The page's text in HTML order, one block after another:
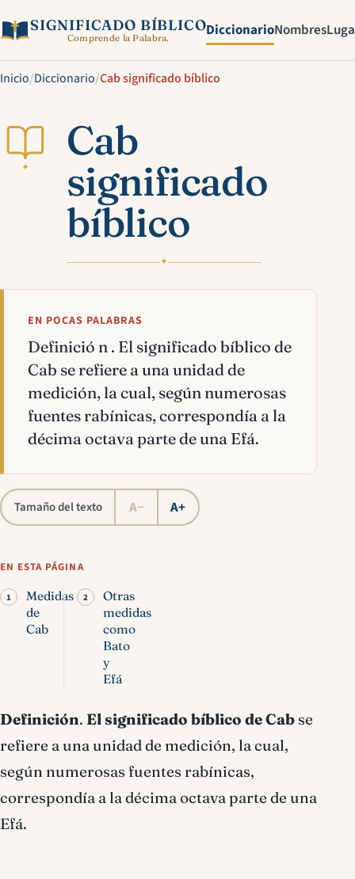
SIGNIFICADO BÍBLICO
Comprende la Palabra. DiccionarioNombres
Inicio/Diccionario/Cab significado bíblico
✦
Cab
significado
bíblico
✦
EN POCAS PALABRAS
Definició n . El significado bíblico de
Cab se refiere a una unidad de
medición, la cual, según numerosas
fuentes rabínicas, correspondía a la
décima octava parte de una Efá.
Tamaño del texto A− A+
EN ESTA PÁGINA
Medidas
de
Cab
Otras
medidas
como
Bato
y
Efá
Definición. Elsignificado bíblico de Cab se
refiere a una unidad de medición, la cual,
según numerosas fuentes rabínicas,
correspondía a la décima octava parte de una
Efá.